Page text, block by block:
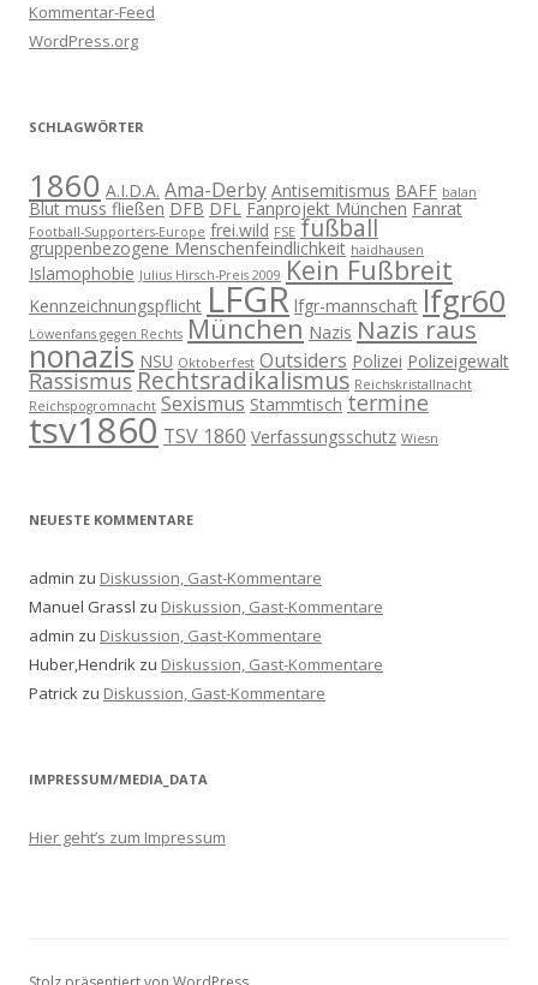
Kommentar-Feed
WordPress.org
SCHLAGWÖRTER
1860 A.I.D.A. Ama-Derby Antisemitismus BAFF balan
Blut muss fließen DFB DFL Fanprojekt München Fanrat
Football-Supporters-Europe frei.wild FSE fußball
gruppenbezogene Menschenfeindlichkeit haidhausen
Islamophobie Julius Hirsch-Preis 2009 Kein Fußbreit
Kennzeichnungspflicht LFGR lfgr-mannschaft lfgr60
Löwenfans gegen Rechts München Nazis Nazis raus
nonazis NSU Oktoberfest Outsiders Polizei Polizeigewalt
Rassismus Rechtsradikalismus Reichskristallnacht
Reichspogromnacht Sexismus Stammtisch termine
tsv1860 TSV 1860 Verfassungsschutz Wiesn
NEUESTE KOMMENTARE
admin zu Diskussion, Gast-Kommentare
Manuel Grassl zu Diskussion, Gast-Kommentare
admin zu Diskussion, Gast-Kommentare
Huber,Hendrik zu Diskussion, Gast-Kommentare
Patrick zu Diskussion, Gast-Kommentare
IMPRESSUM/MEDIA_DATA
Hier geht’s zum Impressum